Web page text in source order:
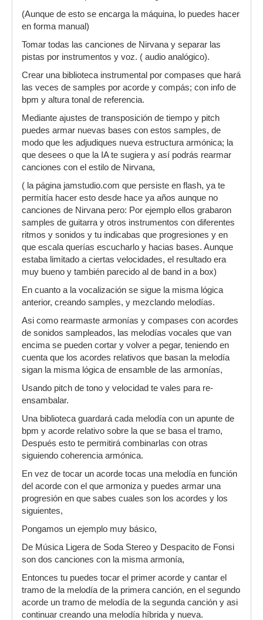
(Aunque de esto se encarga la máquina, lo puedes hacer
en forma manual)
Tomar todas las canciones de Nirvana y separar las
pistas por instrumentos y voz. ( audio analógico).
Crear una biblioteca instrumental por compases que hará
las veces de samples por acorde y compás; con info de
bpm y altura tonal de referencia.
Mediante ajustes de transposición de tiempo y pitch
puedes armar nuevas bases con estos samples, de
modo que les adjudiques nueva estructura armónica; la
que desees o que la IA te sugiera y así podrás rearmar
canciones con el estilo de Nirvana,
( la página jamstudio.com que persiste en flash, ya te
permitía hacer esto desde hace ya años aunque no
canciones de Nirvana pero: Por ejemplo ellos grabaron
samples de guitarra y otros instrumentos con diferentes
ritmos y sonidos y tu indicabas que progresiones y en
que escala querías escucharlo y hacias bases. Aunque
estaba limitado a ciertas velocidades, el resultado era
muy bueno y también parecido al de band in a box)
En cuanto a la vocalización se sigue la misma lógica
anterior, creando samples, y mezclando melodías.
Asi como rearmaste armonías y compases con acordes
de sonidos sampleados, las melodías vocales que van
encima se pueden cortar y volver a pegar, teniendo en
cuenta que los acordes relativos que basan la melodía
sigan la misma lógica de ensamble de las armonías,
Usando pitch de tono y velocidad te vales para re-
ensambalar.
Una biblioteca guardará cada melodía con un apunte de
bpm y acorde relativo sobre la que se basa el tramo,
Después esto te permitirá combinarlas con otras
siguiendo coherencia armónica.
En vez de tocar un acorde tocas una melodía en función
del acorde con el que armoniza y puedes armar una
progresión en que sabes cuales son los acordes y los
siguientes,
Pongamos un ejemplo muy básico,
De Música Ligera de Soda Stereo y Despacito de Fonsi
son dos canciones con la misma armonía,
Entonces tu puedes tocar el primer acorde y cantar el
tramo de la melodía de la primera canción, en el segundo
acorde un tramo de melodía de la segunda canción y asi
continuar creando una melodía híbrida y nueva.